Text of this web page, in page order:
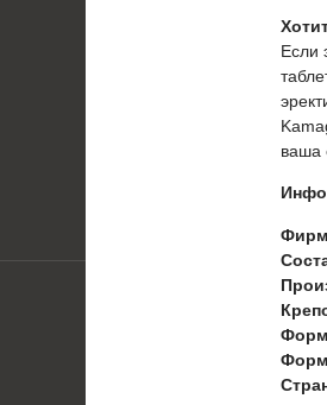
Если
ваша